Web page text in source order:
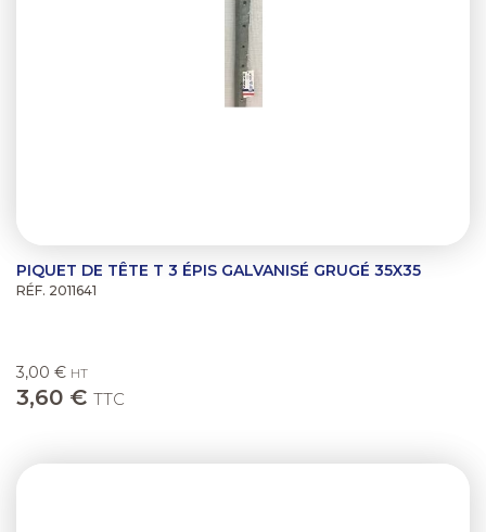
PIQUET DE TÊTE T 3 ÉPIS GALVANISÉ GRUGÉ 35X35
RÉF. 2011641
3,00 € HT
3,60 € TTC